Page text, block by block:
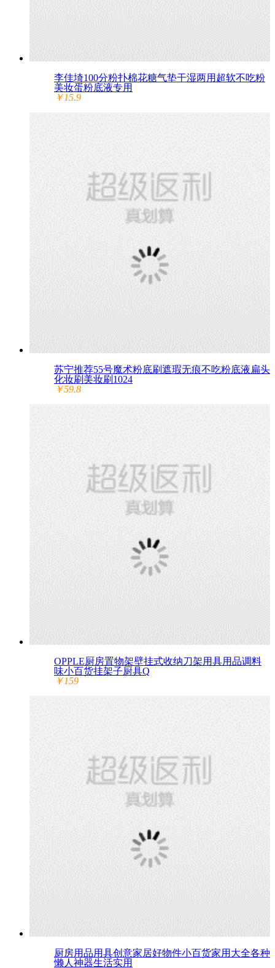
李佳埼100分粉扑棉花糖气垫干湿两用超软不吃粉
美妆蛋粉底液专用
￥15.9
苏宁推荐55号魔术粉底刷遮瑕无痕不吃粉底液扁头
化妆刷美妆刷1024
￥59.8
OPPLE厨房置物架壁挂式收纳刀架用具用品调料
味小百货挂架子厨具Q
￥159
厨房用品用具创意家居好物件小百货家用大全各种
懒人神器生活实用